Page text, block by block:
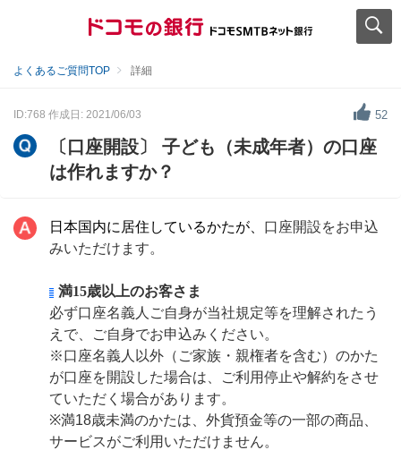
よくあるご質問TOP 詳細
ID:768 作成日: 2021/06/03 52
〔口座開設〕 子ども（未成年者）の口座
は作れますか？
日本国内に居住しているかたが、 口座開設をお申込
みいただけます。
満15歳以上のお客さま
必ず口座名義人ご自身が当社規定等を理解されたう
えで、ご自身でお申込みください。
※口座名義人以外（ご家族・親権者を含む）のかた
が口座を開設した場合は、ご利用停止や解約をさせ
ていただく場合があります。
※満18歳未満のかたは、外貨預金等の一部の商品、
サービスがご利用いただけません。